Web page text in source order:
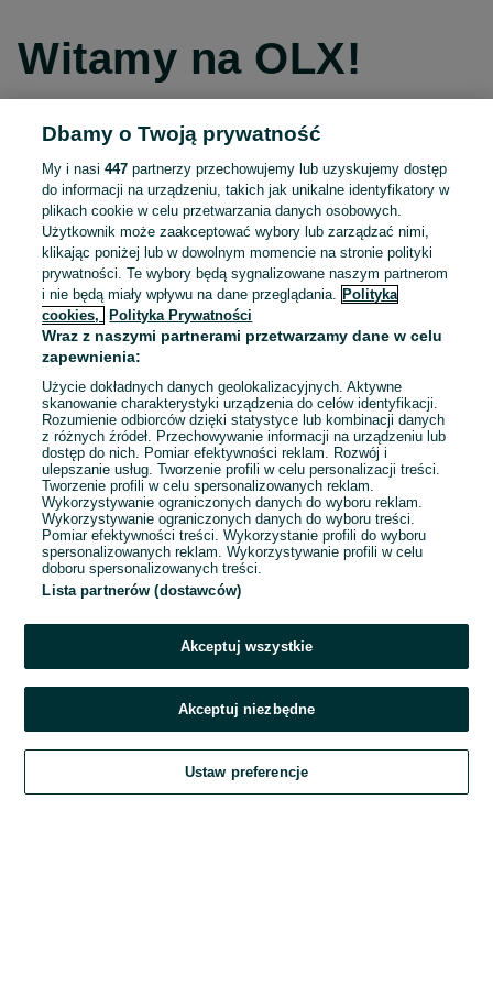
Witamy na OLX!
Kontynuuj przez Facebooka
Kontynuuj przez konto Apple
Kontynuuj przez konto Google
LUB
E-mail
Hasło
Zaloguj się
Kontynuując za pośrednictwem jednego z dostawców wskazanych powyżej,
OLX.pl w jego aktualnym brzmieniu.
Dbamy o Twoją prywatność
My i nasi447 partnerzy przechowujemy lub uzyskujemy dostęp
do informacji na urządzeniu, takich jak unikalne identyfikatory w
plikach cookie w celu przetwarzania danych osobowych.
Użytkownik może zaakceptować wybory lub zarządzać nimi,
klikając poniżej lub w dowolnym momencie na stronie polityki
prywatności. Te wybory będą sygnalizowane naszym partnerom
i nie będą miały wpływu na dane przeglądania.
Polityka
cookies,
Polityka Prywatności
Wraz z naszymi partnerami przetwarzamy dane w celu
zapewnienia:
Użycie dokładnych danych geolokalizacyjnych. Aktywne
skanowanie charakterystyki urządzenia do celów identyfikacji.
Rozumienie odbiorców dzięki statystyce lub kombinacji danych
z różnych źródeł. Przechowywanie informacji na urządzeniu lub
dostęp do nich. Pomiar efektywności reklam. Rozwój i
ulepszanie usług. Tworzenie profili w celu personalizacji treści.
Tworzenie profili w celu spersonalizowanych reklam.
Wykorzystywanie ograniczonych danych do wyboru reklam.
Wykorzystywanie ograniczonych danych do wyboru treści.
Pomiar efektywności treści. Wykorzystanie profili do wyboru
spersonalizowanych reklam. Wykorzystywanie profili w celu
doboru spersonalizowanych treści.
Lista partnerów (dostawców)
Akceptuj wszystkie
Akceptuj niezbędne
Ustaw preferencje